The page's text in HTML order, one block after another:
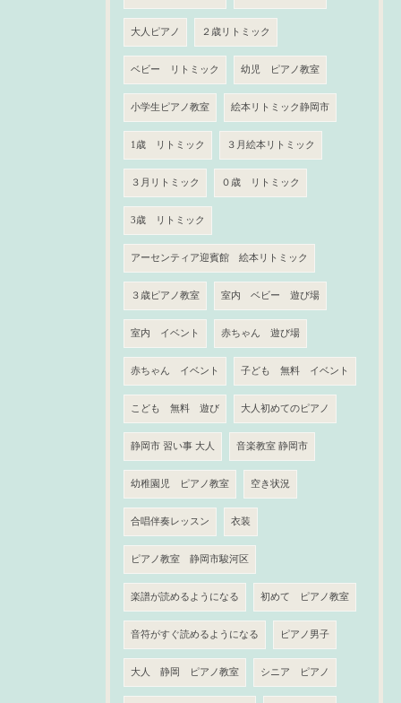
大人ピアノ ２歳リトミック
ベビー リトミック 幼児 ピアノ教室
小学生ピアノ教室 絵本リトミック静岡市
1歳 リトミック ３月絵本リトミック
３月リトミック ０歳 リトミック
3歳 リトミック
アーセンティア迎賓館 絵本リトミック
３歳ピアノ教室 室内 ベビー 遊び場
室内 イベント 赤ちゃん 遊び場
赤ちゃん イベント 子ども 無料 イベント
こども 無料 遊び 大人初めてのピアノ
静岡市 習い事 大人 音楽教室 静岡市
幼稚園児 ピアノ教室 空き状況
合唱伴奏レッスン 衣装
ピアノ教室 静岡市駿河区
楽譜が読めるようになる 初めて ピアノ教室
音符がすぐ読めるようになる ピアノ男子
大人 静岡 ピアノ教室 シニア ピアノ